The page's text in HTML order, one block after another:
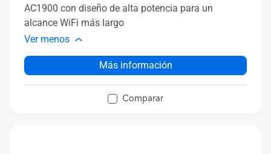
AC1900 con diseño de alta potencia para un
alcance WiFi más largo
Ver menos
Más información
Comparar